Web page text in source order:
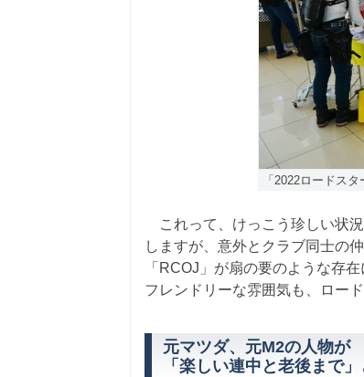
「2022ロードス
これって、けっこう珍しい状
しますが、意外とクラブ同士の
「RCOJ」が扇の要のような存
フレンドリーな雰囲気も、ロー
元マツダ、元M2の人物が
「楽しい連中と老後まで